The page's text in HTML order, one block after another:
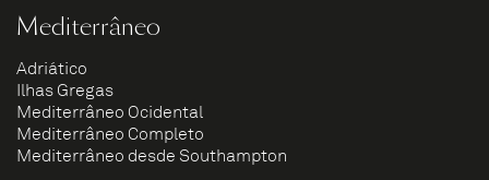
Mediterrâneo
Adriático
Ilhas Gregas
Mediterrâneo Ocidental
Mediterrâneo Completo
Mediterrâneo desde Southampton